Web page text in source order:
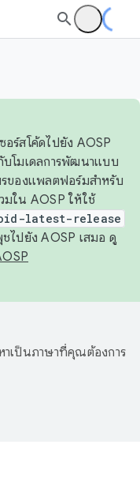
ร์สโค้ดไปยัง AOSP
โมเดลการพัฒนาแบบ
ของแพลตฟอร์มสำหรับ
มใน AOSP ให้ใช้
latest-release
ไปยัง AOSP เสมอ ดู
าเป็นภาษาที่คุณต้องการ